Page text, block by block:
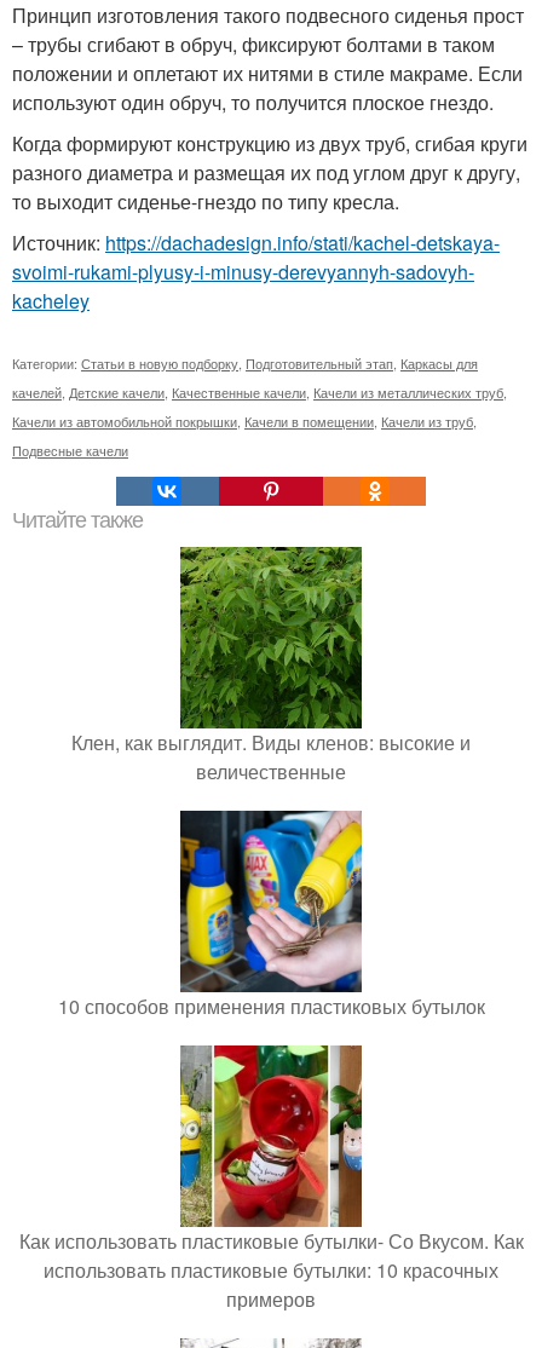
Принцип изготовления такого подвесного сиденья прост
– трубы сгибают в обруч, фиксируют болтами в таком
положении и оплетают их нитями в стиле макраме. Если
используют один обруч, то получится плоское гнездо.
Когда формируют конструкцию из двух труб, сгибая круги
разного диаметра и размещая их под углом друг к другу,
то выходит сиденье-гнездо по типу кресла.
Источник: https://dachadesign.info/stati/kachel-detskaya-
svoimi-rukami-plyusy-i-minusy-derevyannyh-sadovyh-
kacheley
Категории: Статьи в новую подборку, Подготовительный этап, Каркасы для
качелей, Детские качели, Качественные качели, Качели из металлических труб,
Качели из автомобильной покрышки, Качели в помещении, Качели из труб,
Подвесные качели
Читайте также
Клен, как выглядит. Виды кленов: высокие и
величественные
10 способов применения пластиковых бутылок
Как использовать пластиковые бутылки- Со Вкусом. Как
использовать пластиковые бутылки: 10 красочных
примеров